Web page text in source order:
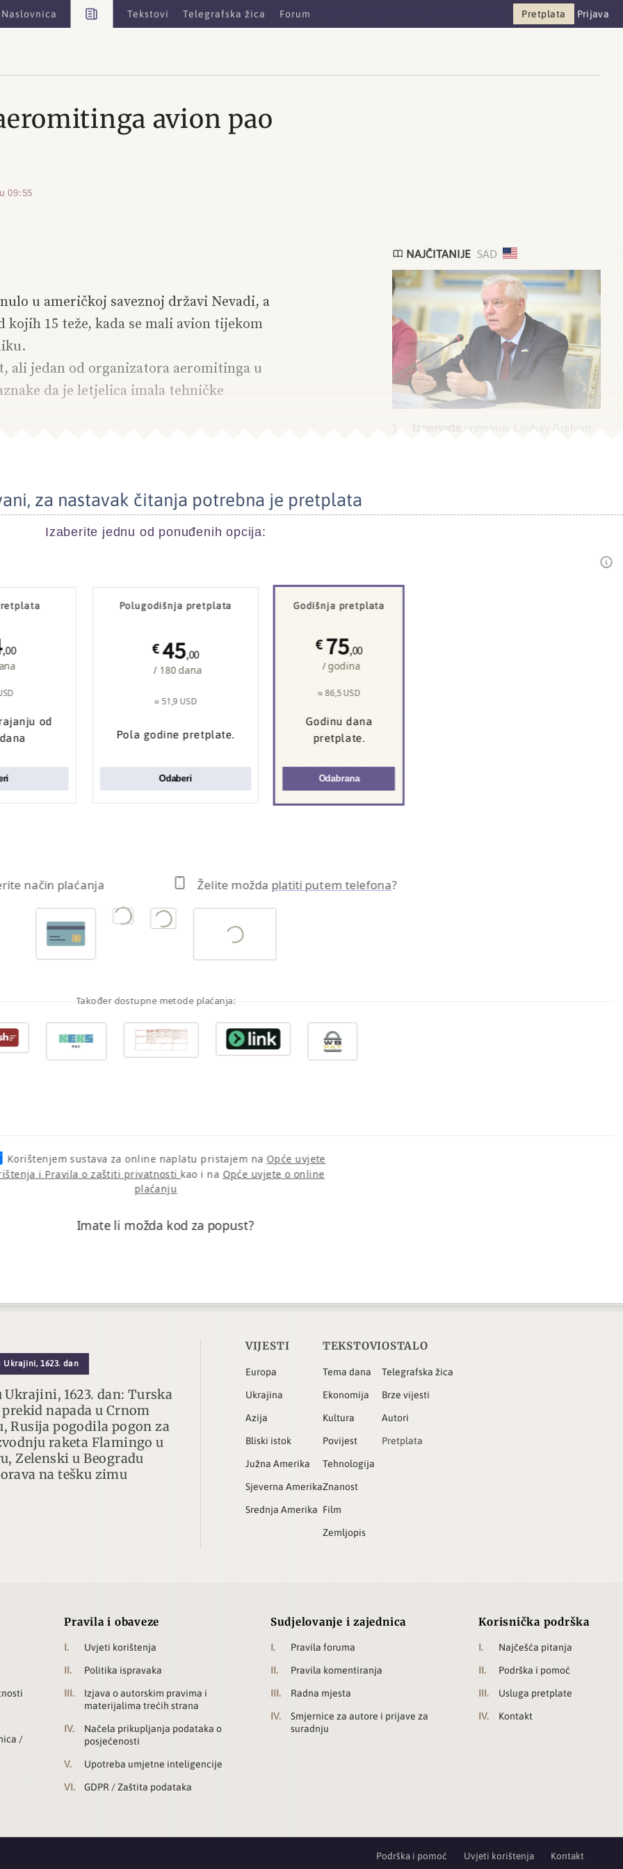
Naslovnica VijestiTekstovi Telegrafska žica Forum Pretplata Prijava
avion pao
09:55
u američkoj saveznoj državi Nevadi, a
kojih 15 teže, kada se mali avion tijekom
ali jedan od organizatora aeromitinga u
da je letjelica imala tehničke
za nastavak čitanja potrebna je pretplata
Izaberite jednu od ponuđenih opcija:
,00
od
Polugodišnja pretplata
€45,00
/ 180 dana
≈ 51,9 USD
Pola godine pretplate.
Odaberi
Godišnja pretplata
€75,00
/ godina
≈ 86,5 USD
Godinu dana
pretplate.
Odabrana
način plaćanja Želite možda platiti putem telefona?
Također dostupne metode plaćanja:
Korištenjem sustava za online naplatu pristajem na Opće uvjete
i Pravila o zaštiti privatnosti kao i na Opće uvjete o online
plaćanju
Imate li možda kod za popust?
NAJČITANIJE SAD
Iznenada
preminuo Lindsey Graham,
Ukrajini, 1623. dan
Ukrajini, 1623. dan: Turska
napada u Crnom
Rusija pogodila pogon za
raketa Flamingo u
Zelenski u Beogradu
na tešku zimu
VIJESTI
Europa
Ukrajina
Azija
Bliski istok
Južna Amerika
Sjeverna Amerika
Srednja Amerika
TEKSTOVI
Tema dana
Ekonomija
Kultura
Povijest
Tehnologija
Znanost
Film
Zemljopis
OSTALO
Telegrafska žica
Brze vijesti
Autori
Pretplata
/
Pravila i obaveze
Uvjeti korištenja
Politika ispravaka
Izjava o autorskim pravima i
materijalima trećih strana
Načela prikupljanja podataka o
posjećenosti
Upotreba umjetne inteligencije
GDPR / Zaštita podataka
Sudjelovanje i zajednica
Pravila foruma
Pravila komentiranja
Radna mjesta
Smjernice za autore i prijave za
suradnju
Korisnička podrška
Najčešća pitanja
Podrška i pomoć
Usluga pretplate
Kontakt
Podrška i pomoć Uvjeti korištenja Kontakt